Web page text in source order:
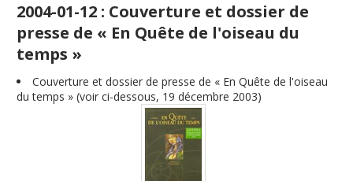
2004-01-12 : Couverture et dossier de
presse de « En Quête de l'oiseau du
temps »
Couverture et dossier de presse de « En Quête de l'oiseau
du temps » (voir ci-dessous, 19 décembre 2003)